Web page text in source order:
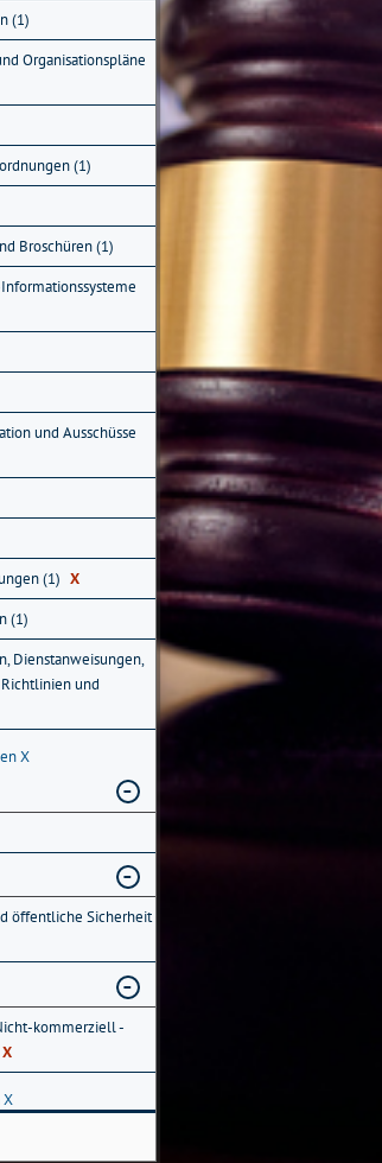
(1)
Organisationspläne
(1)
Broschüren (1)
und Ausschüsse
(1) X
(1)
Dienstanweisungen,
und
X
öffentliche Sicherheit
kommerziell -
X
X